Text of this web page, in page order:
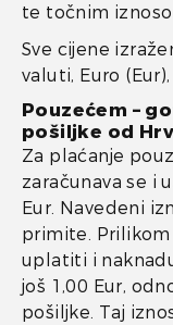
te točnim
Sve cijene
valuti, Euro
Pouzećem –
pošiljke od
Za plaćanje
zaračunava se i
Eur. Navedeni
primite.
uplatiti i
još 1,00 Eur,
pošiljke. Taj